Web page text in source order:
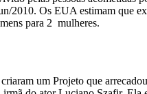
2010. Os EUA estimam que
para 2 mulheres.
um Projeto que